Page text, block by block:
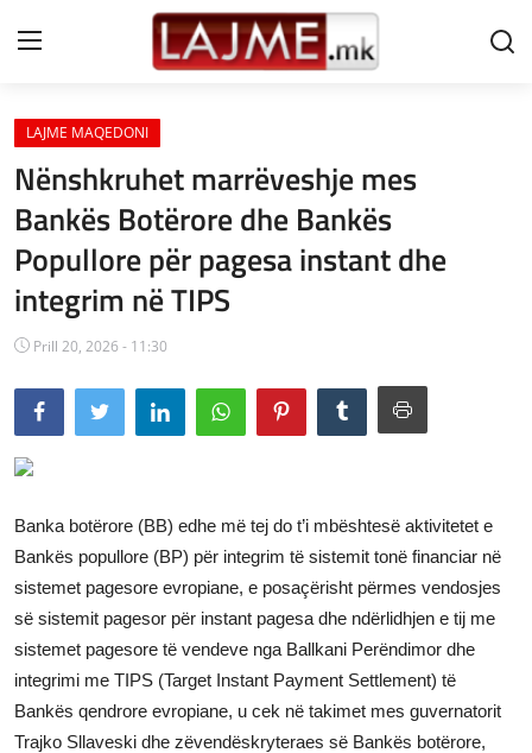
Shtëpi
LAJME MAQEDONI
SHQIPERI
KOSOVA
LAJME NGA BOTA
SHOWBIZ
SPORT
SHENDETI
JETA
Gallery
Shqip
LAJME MAQEDONI
Nënshkruhet marrëveshje mes
Bankës Botërore dhe Bankës
Popullore për pagesa instant dhe
integrim në TIPS
Prill 20, 2026 - 11:30
Banka botërore (BB) edhe më tej do t’i mbështesë aktivitetet e
Bankës popullore (BP) për integrim të sistemit tonë financiar në
sistemet pagesore evropiane, e posaçërisht përmes vendosjes
së sistemit pagesor për instant pagesa dhe ndërlidhjen e tij me
sistemet pagesore të vendeve nga Ballkani Perëndimor dhe
integrimi me TIPS (Target Instant Payment Settlement) të
Bankës qendrore evropiane, u cek në takimet mes guvernatorit
Trajko Sllaveski dhe zëvendëskryteraes së Bankës botërore,